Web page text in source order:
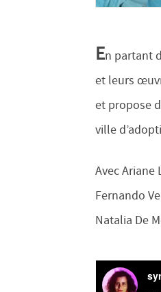
En partant
et leurs
et propose
ville
Avec Ariane
Fernando
Natalia De